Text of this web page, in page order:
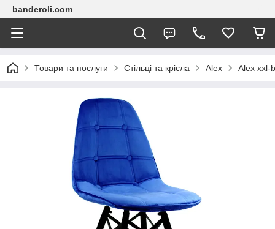
banderoli.com
Товари та послуги Стільці та крісла Alex Alex xxl-